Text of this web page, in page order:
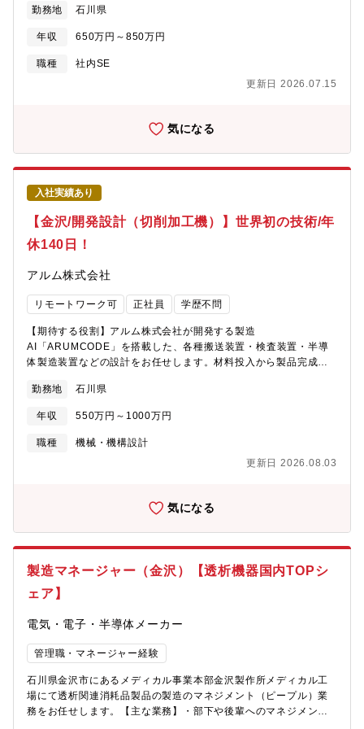
部の業務効率化に貢献していただくポジションです。【職務内
容】■基幹システム（受発注、在庫、会計等）の運用・保守管理■
社内ユーザーからの問い合わせ対応、障害一次対応のマネジメン
ト■外部ベンダーの選定、契約管理、進捗・品質管理■システム改
ルの策定・標準化推進■セキュリティ対策の立案・実行■ネットワ
ク・トラブルシューティング（二次対応）■チームメンバーのマネ
ジメント（教育・評価含む）【当社の魅力】■事業拡大期のため
様々な職務とポストがございます。■成果に応じた納得感のある公
正な評価制度を採用。■働きやすさとやりがい、その両立を実現で
きる働き方をご用意。3つの総合職区分から自分に最適な働き方を
選択できます。総合職区分は毎年変更の申請が可能なためその
時々のライフスタイルに合った働き方が可能。
勤務地 石川県
年収 650万円～850万円
職種
社内SE
更新日 2026.07.15
気になる
入社実績あり
【金沢/開発設計（切削加工機）】世界初の技術/年
休140日！
アルム株式会社
リモートワーク可 正社員 学歴不問
【期待する役割】アルム株式会社が開発する製造
AI「ARUMCODE」を搭載した、各種搬送装置・検査装置・半導
体製造装置などの設計をお任せします。材料投入から製品完成ま
おり、大手自動車メーカーとのプロジェクトも進行中です。本ポ
ジションでは、1機種を一貫して担当いただくスタイルを採用して
おり、構想設計から詳細設計、立ち上げまで一連の工程に深く関
わっていただきます。また、製造は外部パートナーへ委託してい
込む役割も担っていただきます。現在は切削加工領域を中心に実
応も見据え、装置開発のさらなる高度化を進めていきます。【業
務内容】■機械加工装置（旋盤、フライス盤、マシニングセンタ
等）の設計・開発・顧客要求や生産要件に基づいた装置コンセプ
トの立案および基本設計・機械構造設計（強度・剛性・熱変位を
考慮した設計）および3D-CADを用いた詳細設計・主軸、送り機
構、治具設計など加工精度・生産性向上を意識した機構設計・試
作機の組立立会い、性能評価および課題抽出～改良設計までの一
設計指示・図面レビュー、進捗管理、品質・コスト・納期のコン
客との仕様打ち合わせ・顧客の加工要件（精度、タクト、ワーク
衝・仕様書作成、見積支援、導入後の技術フォロー■新規装置の設
計開発・新工法・新加工ニーズに対応した装置の企画・開発・既
存装置の高度化（自動化、省人化、高精度化）に向けた技術開
勤務地 石川県
年収 550万円～1000万円
職種
機械・機構設計
更新日 2026.08.03
気になる
製造マネージャー（金沢）【透析機器国内TOPシ
ェア】
電気・電子・半導体メーカー
管理職・マネージャー経験
石川県金沢市にあるメディカル事業本部金沢製作所メディカル工
場にて透析関連消耗品製品の製造のマネジメント（ピープル）業
務をお任せします。【主な業務】・部下や後輩へのマネジメント